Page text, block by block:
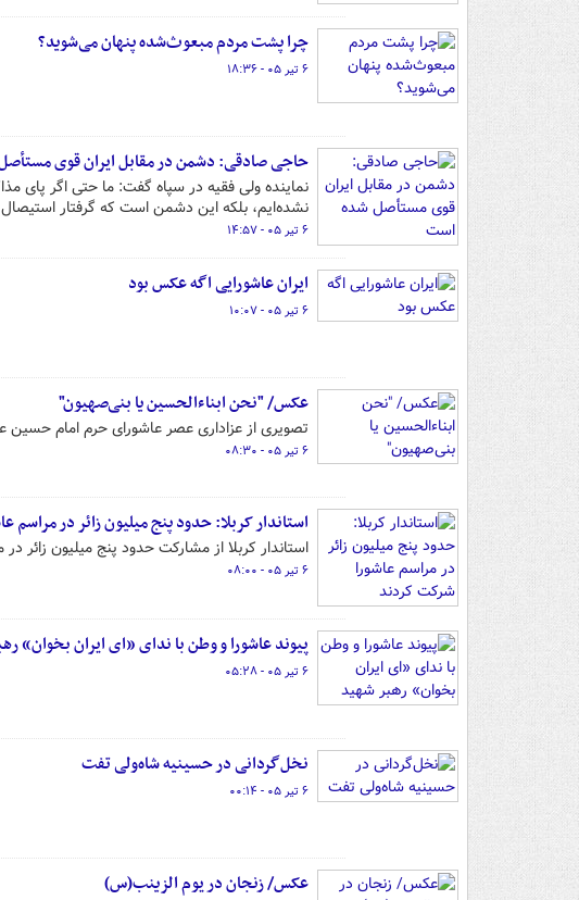
چرا پشت مردم مبعوث‌شده پنهان می‌شوید؟
۶ تیر ۰۵ - ۱۸:۳۶
حاجی صادقی: دشمن در مقابل ایران قوی
نماینده ولی فقیه در سپاه گفت: ما حتی اگر پای
نشده‌ایم، بلکه این دشمن است که گرفتار
۶ تیر ۰۵ - ۱۴:۵۷
ایران عاشورایی اگه عکس بود
۶ تیر ۰۵ - ۱۰:۰۷
عکس/ "نحن ابناءالحسین یا بنی‌صهیون"
تصویری از عزاداری عصر عاشورای حرم امام حسین
۶ تیر ۰۵ - ۰۸:۳۰
استاندار کربلا: حدود پنج میلیون زائر در مراسم
استاندار کربلا از مشارکت حدود پنج میلیون زائر
۶ تیر ۰۵ - ۰۸:۰۰
پیوند عاشورا و وطن با ندای «ای ایران بخوان»
۶ تیر ۰۵ - ۰۵:۲۸
نخل‌گردانی در حسینیه شاه‌ولی تفت
۶ تیر ۰۵ - ۰۰:۱۴
عکس/ زنجان در یوم‌ الزینب(س)‌